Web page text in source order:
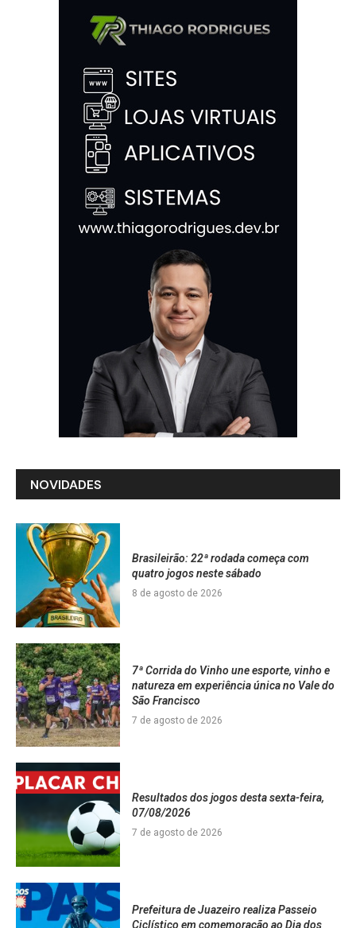
NOVIDADES
Brasileirão: 22ª rodada começa com
quatro jogos neste sábado
8 de agosto de 2026
7ª Corrida do Vinho une esporte, vinho e
natureza em experiência única no Vale do
São Francisco
7 de agosto de 2026
Resultados dos jogos desta sexta-feira,
07/08/2026
7 de agosto de 2026
Prefeitura de Juazeiro realiza Passeio
Ciclístico em comemoração ao Dia dos